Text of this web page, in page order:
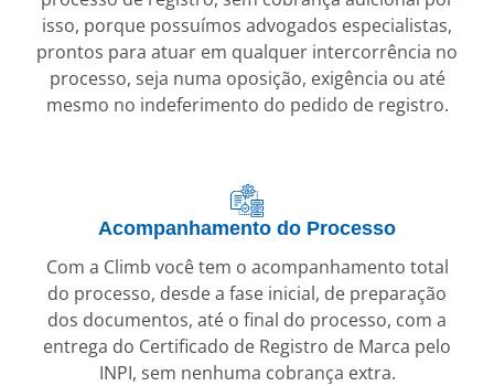
isso, porque possuímos advogados especialistas,
prontos para atuar em qualquer intercorrência no
processo, seja numa oposição, exigência ou até
mesmo no indeferimento do pedido de registro.
Acompanhamento do Processo
Com a Climb você tem o acompanhamento total
do processo, desde a fase inicial, de preparação
dos documentos, até o final do processo, com a
entrega do Certificado de Registro de Marca pelo
INPI, sem nenhuma cobrança extra.